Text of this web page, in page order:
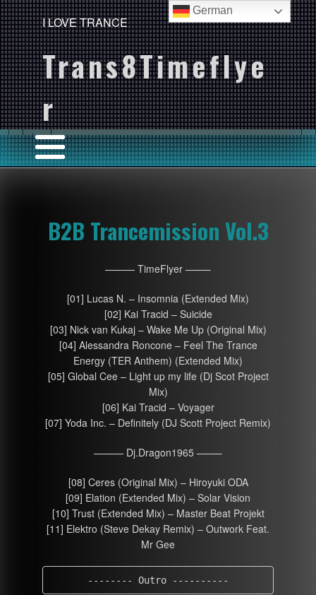
I LOVE TRANCE
Trans8Timeflye
r
B2B Trancemission Vol.3
——— TimeFlyer ——–
[01] Lucas N. – Insomnia (Extended Mix)
[02] Kai Tracid – Suicide
[03] Nick van Kukaj – Wake Me Up (Original Mix)
[04] Alessandra Roncone – Feel The Trance
Energy (TER Anthem) (Extended Mix)
[05] Global Cee – Light up my life (Dj Scot Project
Mix)
[06] Kai Tracid – Voyager
[07] Yoda Inc. – Definitely (DJ Scott Project Remix)
——— Dj.Dragon1965 ——–
[08] Ceres (Original Mix) – Hiroyuki ODA
[09] Elation (Extended Mix) – Solar Vision
[10] Trust (Extended Mix) – Master Beat Projekt
[11] Elektro (Steve Dekay Remix) – Outwork Feat.
Mr Gee
-------- Outro ----------
German